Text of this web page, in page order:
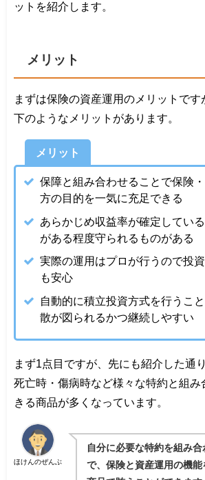
ットを紹介します。
メリット
まずは保険の資産運用のメリットです
下のようなメリットがあります。
メリット
保障と組み合わせることで保険
方の目的を一気に充足できる
あらかじめ収益率が確定してい
がある程度守られるものがある
実際の運用はプロが行うので投
も安心
自動的に積立投資方式を行うこ
散が図られるかつ継続しやすい
まず1点目ですが、先にも紹介した通
死亡時・傷病時など様々な特約と組み
きる商品が多くなっています。
ほけんのぜんぶ
自分に必要な特約を組み合
で、保険と資産運用の機